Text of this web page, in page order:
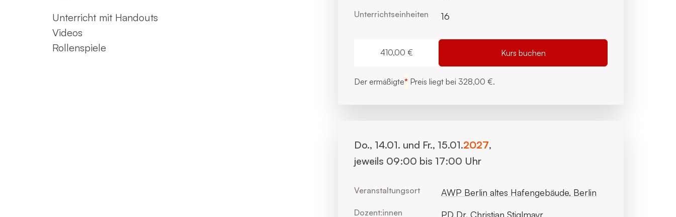
Unterricht mit Handouts
Videos
Rollenspiele
Unterrichts­einheiten 16
410,00 € Kurs buchen
Der ermäßigte* Preis liegt bei 328,00 €.
Do., 14.01. und Fr., 15.01.2027,
jeweils 09:00 bis 17:00 Uhr
Veranstaltungsort AWP Berlin altes Hafengebäude, Berlin
Dozent:innen PD Dr. Christian Stiglmayr